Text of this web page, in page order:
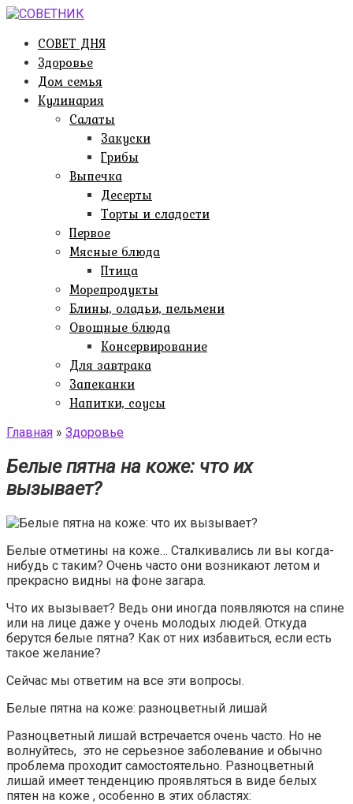
Перейти
контентуСОВЕТ ДНЯ
Здоровье
Дом семья
Кулинария
Салаты
Закуски
Грибы
Выпечка
Десерты
Торты и сладости
Первое
Мясные блюда
Птица
Морепродукты
Блины, оладьи, пельмени
Овощные блюда
Консервирование
Для завтрака
Запеканки
Напитки, соусы
Главная » Здоровье
Белые пятна на коже: что их
вызывает?
Белые отметины на коже… Сталкивались ли вы когда-
нибудь с таким? Очень часто они возникают летом и
прекрасно видны на фоне загара.
Что их вызывает? Ведь они иногда появляются на спине
или на лице даже у очень молодых людей. Откуда
берутся белые пятна? Как от них избавиться, если есть
такое желание?
Сейчас мы ответим на все эти вопросы.
Белые пятна на коже: разноцветный лишай
Разноцветный лишай встречается очень часто. Но не
волнуйтесь, это не серьезное заболевание и обычно
проблема проходит самостоятельно. Разноцветный
лишай имеет тенденцию проявляться в виде белых
пятен на коже , особенно в этих областях: